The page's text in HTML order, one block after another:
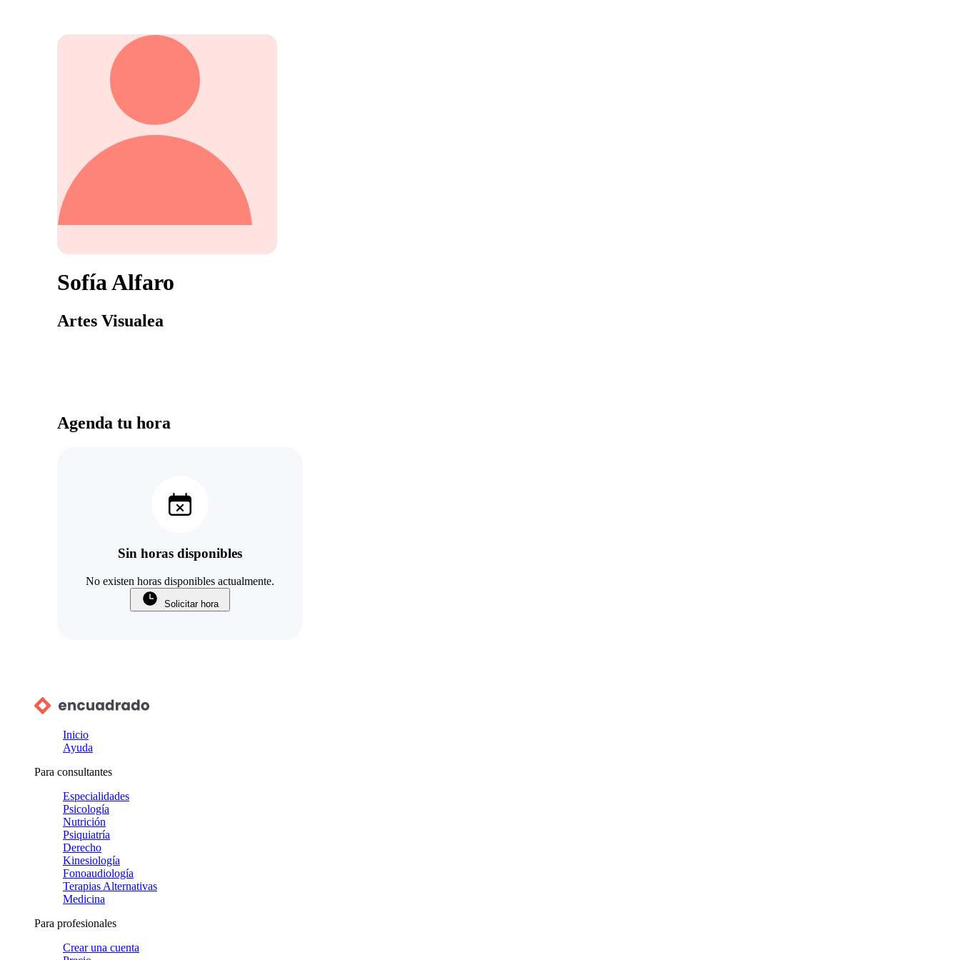
Sofía Alfaro
Artes Visualea
Agenda tu hora
Sin horas disponibles
No existen horas disponibles actualmente.
Solicitar hora
Inicio
Ayuda
Para consultantes
Especialidades
Psicología
Nutrición
Psiquiatría
Derecho
Kinesiología
Fonoaudiología
Terapias Alternativas
Medicina
Para profesionales
Crear una cuenta